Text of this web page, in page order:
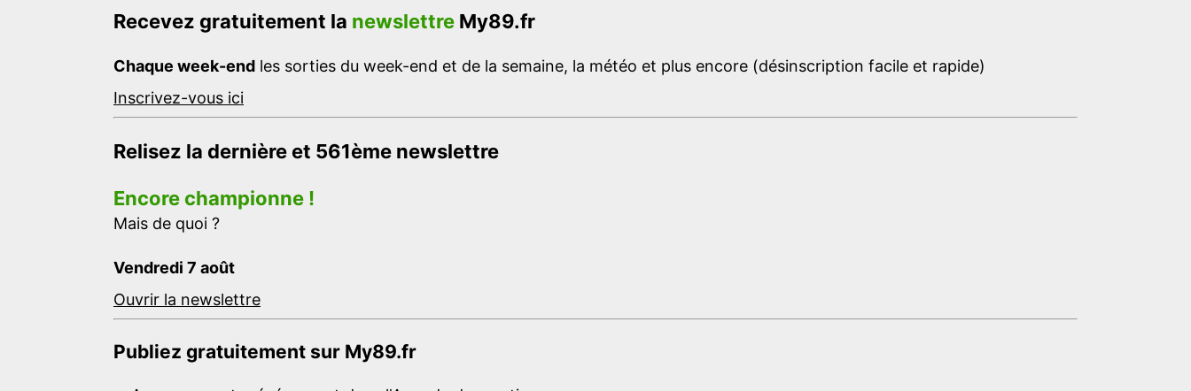
Recevez gratuitement la newslettre My89.fr
Chaque week-end les sorties du week-end et de la semaine, la météo et plus encore (désinscription facile et rapide)
Inscrivez-vous ici
Relisez la dernière et 561ème newslettre
Encore championne !
Mais de quoi ?
Vendredi 7 août
Ouvrir la newslettre
Publiez gratuitement sur My89.fr